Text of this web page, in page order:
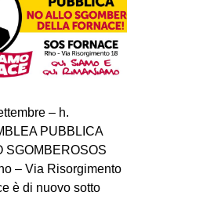
MSM
TSUNAMI
ZAM
MILANO
SPAZI
POPOLARE
– h.
PUBBLICA
SGOMBEROSOS
– Via Risorgimento
è di nuovo sotto